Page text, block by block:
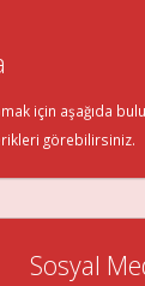
için aşağıda
görebilirsiniz.
Sosyal